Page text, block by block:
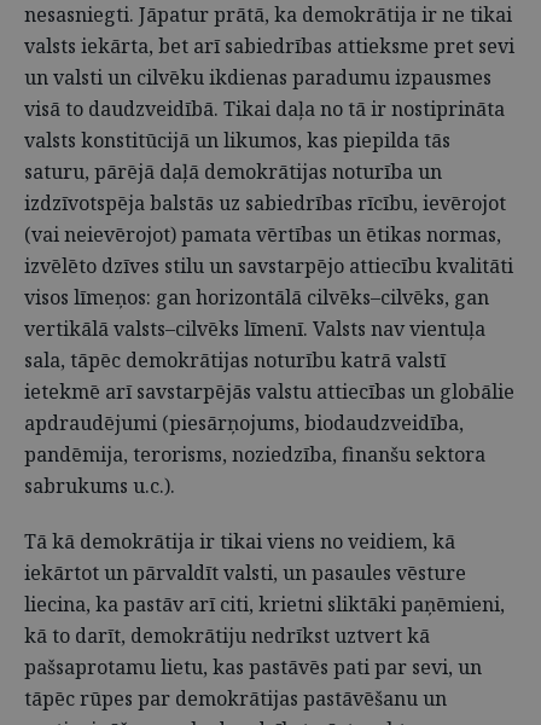
nesasniegti. Jāpatur prātā, ka demokrātija ir ne tikai
valsts iekārta, bet arī sabiedrības attieksme pret sevi
un valsti un cilvēku ikdienas paradumu izpausmes
visā to daudzveidībā. Tikai daļa no tā ir nostiprināta
valsts konstitūcijā un likumos, kas piepilda tās
saturu, pārējā daļā demokrātijas noturība un
izdzīvotspēja balstās uz sabiedrības rīcību, ievērojot
(vai neievērojot) pamata vērtības un ētikas normas,
izvēlēto dzīves stilu un savstarpējo attiecību kvalitāti
visos līmeņos: gan horizontālā cilvēks–cilvēks, gan
vertikālā valsts–cilvēks līmenī. Valsts nav vientuļa
sala, tāpēc demokrātijas noturību katrā valstī
ietekmē arī savstarpējās valstu attiecības un globālie
apdraudējumi (piesārņojums, biodaudzveidība,
pandēmija, terorisms, noziedzība, finanšu sektora
sabrukums u.c.).
Tā kā demokrātija ir tikai viens no veidiem, kā
iekārtot un pārvaldīt valsti, un pasaules vēsture
liecina, ka pastāv arī citi, krietni sliktāki paņēmieni,
kā to darīt, demokrātiju nedrīkst uztvert kā
pašsaprotamu lietu, kas pastāvēs pati par sevi, un
tāpēc rūpes par demokrātijas pastāvēšanu un